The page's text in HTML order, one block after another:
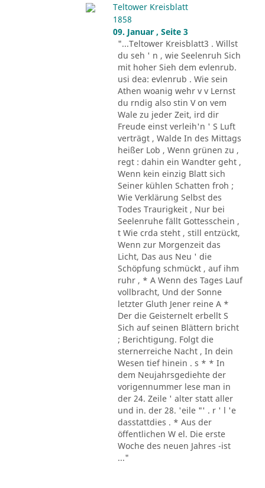
Teltower Kreisblatt
1858
09. Januar , Seite 3
"...Teltower Kreisblatt3 . Willst
du seh ' n , wie Seelenruh Sich
mit hoher Sieh dem evlenrub.
usi dea: evlenrub . Wie sein
Athen woanig wehr v v Lernst
du rndig also stin V on vem
Wale zu jeder Zeit, ird dir
Freude einst verleih'n ' S Luft
verträgt , Walde In des Mittags
heißer Lob , Wenn grünen zu ,
regt : dahin ein Wandter geht ,
Wenn kein einzig Blatt sich
Seiner kühlen Schatten froh ;
Wie Verklärung Selbst des
Todes Traurigkeit , Nur bei
Seelenruhe fällt Gottesschein ,
t Wie crda steht , still entzückt,
Wenn zur Morgenzeit das
Licht, Das aus Neu ' die
Schöpfung schmückt , auf ihm
ruhr , * A Wenn des Tages Lauf
vollbracht, Und der Sonne
letzter Gluth Jener reine A *
Der die Geisternelt erbellt S
Sich auf seinen Blättern bricht
; Berichtigung. Folgt die
sternerreiche Nacht , In dein
Wesen tief hinein . s * * In
dem Neujahrsgediehte der
vorigennummer lese man in
der 24. Zeile ' alter statt aller
und in. der 28. 'eile "' . r ' l 'e
dasstattdies . * Aus der
öffentlichen W el. Die erste
Woche des neuen Jahres -ist
..."